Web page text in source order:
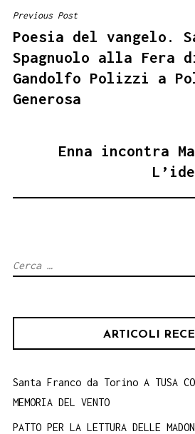
NAVIGAZIONE
ARTICOLI
Previous Post
Poesia del vangelo.
Spagnuolo alla Fera
Gandolfo Polizzi a
Generosa
Enna incontra
Ricerca
ARTICOLI
Santa Franco da Torino A TUSA
MEMORIA DEL VENTO
PATTO PER LA LETTURA DELLE